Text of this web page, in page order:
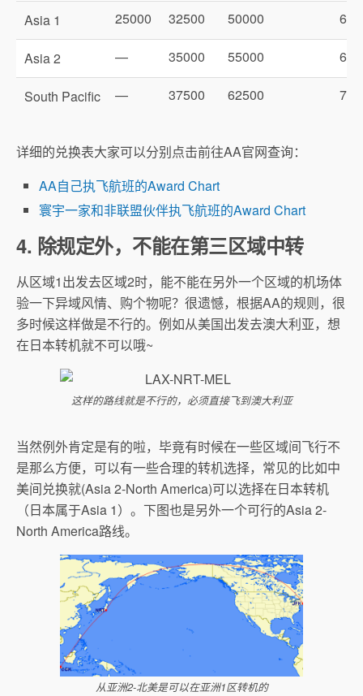
Asia 1 25000 32500 50000
Asia 2 — 35000 55000
South Pacific — 37500 62500
详细的兑换表大家可以分别点击前往AA官网查询：
AA自己执飞航班的Award Chart
寰宇一家和非联盟伙伴执飞航班的Award Chart
4. 除规定外，不能在第三区域中转
从区域1出发去区域2时，能不能在另外一个区域的机场体
验一下异域风情、购个物呢？很遗憾，根据AA的规则，很
多时候这样做是不行的。例如从美国出发去澳大利亚，想
在日本转机就不可以哦~
这样的路线就是不行的，必须直接飞到澳大利亚
当然例外肯定是有的啦，毕竟有时候在一些区域间飞行不
是那么方便，可以有一些合理的转机选择，常见的比如中
美间兑换就(Asia 2-North America)可以选择在日本转机
（日本属于Asia 1）。下图也是另外一个可行的Asia 2-
North America路线。
从亚洲2-北美是可以在亚洲1区转机的